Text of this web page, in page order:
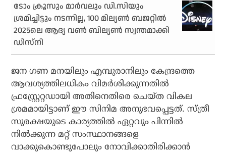
ടോം ക്രൂസും മാര്‍വലും ഡി.സിയും
ശ്രമിച്ചിട്ടും നടന്നില്ല, 100 മില്യണ്‍ ബജറ്റില്‍
2025ലെ ആദ്യ വണ്‍ ബില്യണ്‍ സ്വന്തമാക്കി
ഡിസ്‌നി
ജന ഗണ മനയിലും എമ്പുരാനിലും കേന്ദ്രത്തെ
ആവശ്യത്തിലധികം വിമര്‍ശിക്കുന്നതില്‍
ഫ്രസ്റ്റ്രേറ്റഡായി അതിനെതിരെ ചെയ്ത വികല
ശ്രമമായിട്ടാണ് ഈ സിനിമ അനുഭവപ്പെട്ടത്. സ്ത്രീ
സുരക്ഷയുടെ കാര്യത്തില്‍ ഏറ്റവും പിന്നില്‍
നില്‍ക്കുന്ന മറ്റ് സംസ്ഥാനങ്ങളെ
വാക്കുകൊണ്ടുപോലും നോവിക്കാതിരിക്കാന്‍